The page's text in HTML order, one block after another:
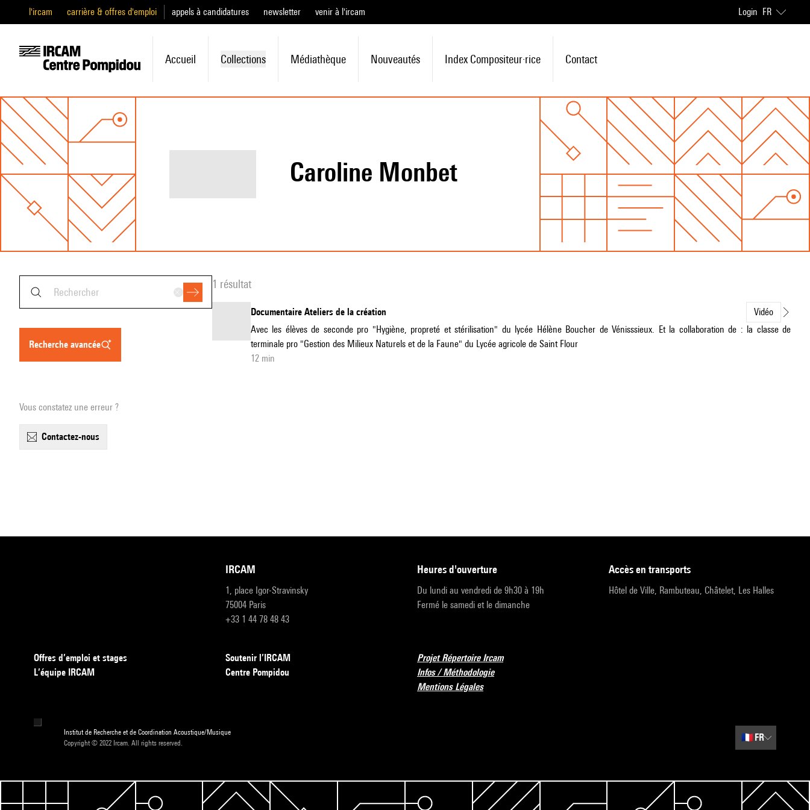
l'ircam carrière & offres d'emploi appels à candidatures newsletter venir à l'ircam Login FR
Accueil Collections Médiathèque Nouveautés Index Compositeur·rice Contact
Caroline Monbet
recherche avancée
Vous constatez une erreur ?
contactez-nous
1 résultat
Documentaire Ateliers de la création
Vidéo
Avec les élèves de seconde pro "Hygiène, propreté et stérilisation" du lycée Hélène Boucher de Vénisssieux. Et la collaboration de : la classe de
terminale pro "Gestion des Milieux Naturels et de la Faune" du Lycée agricole de Saint Flour
12 min
IRCAM
1, place Igor-Stravinsky
75004 Paris
+33 1 44 78 48 43
heures d'ouverture
Du lundi au vendredi de 9h30 à 19h
Fermé le samedi et le dimanche
accès en transports
Hôtel de Ville, Rambuteau, Châtelet, Les Halles
Offres d’emploi et stages
L’équipe IRCAM
Soutenir l’IRCAM
Centre Pompidou
Projet Répertoire Ircam
Infos / Méthodologie
Mentions Légales
Institut de Recherche et de Coordination Acoustique/Musique
Copyright © 2022 Ircam. All rights reserved.
🇫🇷 FR